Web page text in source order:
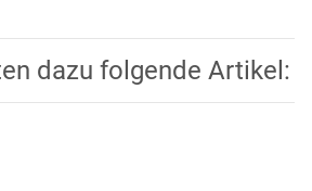
dazu folgende Artikel: